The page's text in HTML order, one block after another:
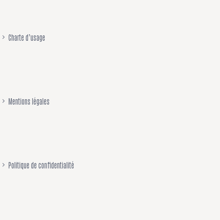
Charte d’usage
Mentions légales
Politique de confidentialité